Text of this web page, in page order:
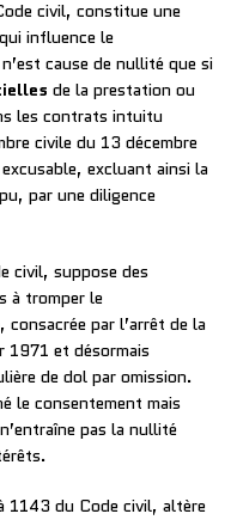
civil, constitue une
influence le
cause de nullité que si
de la prestation ou
les contrats intuitu
civile du 13 décembre
excluant ainsi la
par une diligence
civil, suppose des
à tromper le
par l’arrêt de la
1971 et désormais
de dol par omission.
le consentement mais
pas la nullité
1143 du Code civil, altère